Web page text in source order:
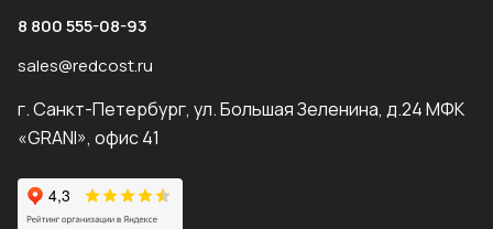
8 800 555-08-93
sales@redcost.ru
г. Санкт-Петербург, ул. Большая Зеленина, д.24 МФК
«GRANI», офис 41